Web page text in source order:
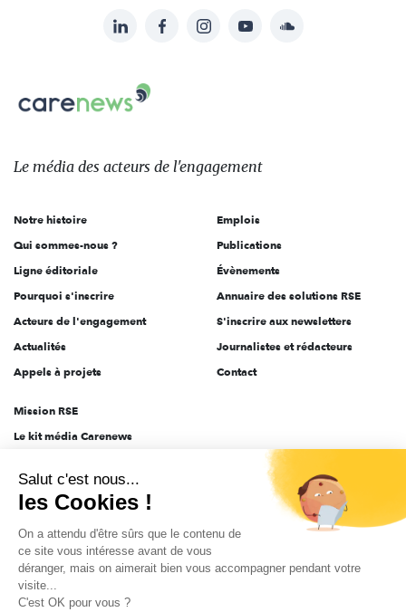
sur:
LinkedInFacebookInstagramYouTubeSoundcloud
Le
des
l'engagement
Le média des acteurs de l'engagement
Notre histoire
Qui sommes-nous ?
Ligne éditoriale
Pourquoi s'inscrire
Acteurs de l'engagement
Actualités
Appels à projets
Emplois
Publications
Évènements
Annuaire des solutions RSE
S'inscrire aux newsletters
Journalistes et rédacteurs
Contact
Mission RSE
Le kit média Carenews
AEF info
Novethic
PRODURABLE
Inclusiv Day
Salut c'est nous...
les Cookies !
On a attendu d'être sûrs que le contenu de
ce site vous intéresse avant de vous
déranger, mais on aimerait bien vous accompagner pendant votre
visite...
C'est OK pour vous ?